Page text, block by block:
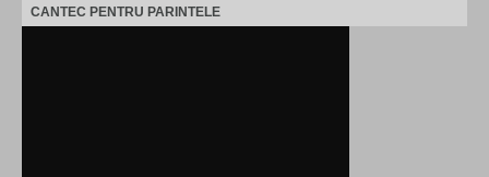
CANTEC PENTRU PARINTELE